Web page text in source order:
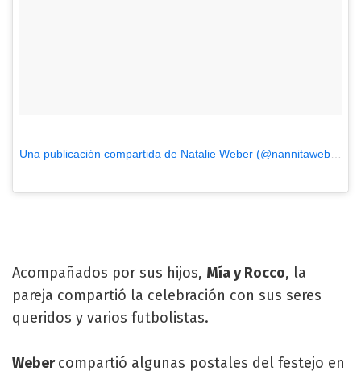
Acompañados por sus hijos, Mía y Rocco, la
pareja compartió la celebración con sus seres
queridos y varios futbolistas.
Webercompartió algunas postales del festejo en